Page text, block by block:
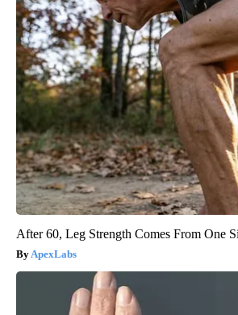
After 60, Leg Strength Comes From One
ApexLabs